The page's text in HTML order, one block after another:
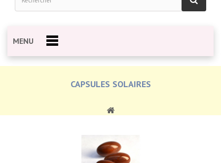
MENU
CAPSULES SOLAIRES